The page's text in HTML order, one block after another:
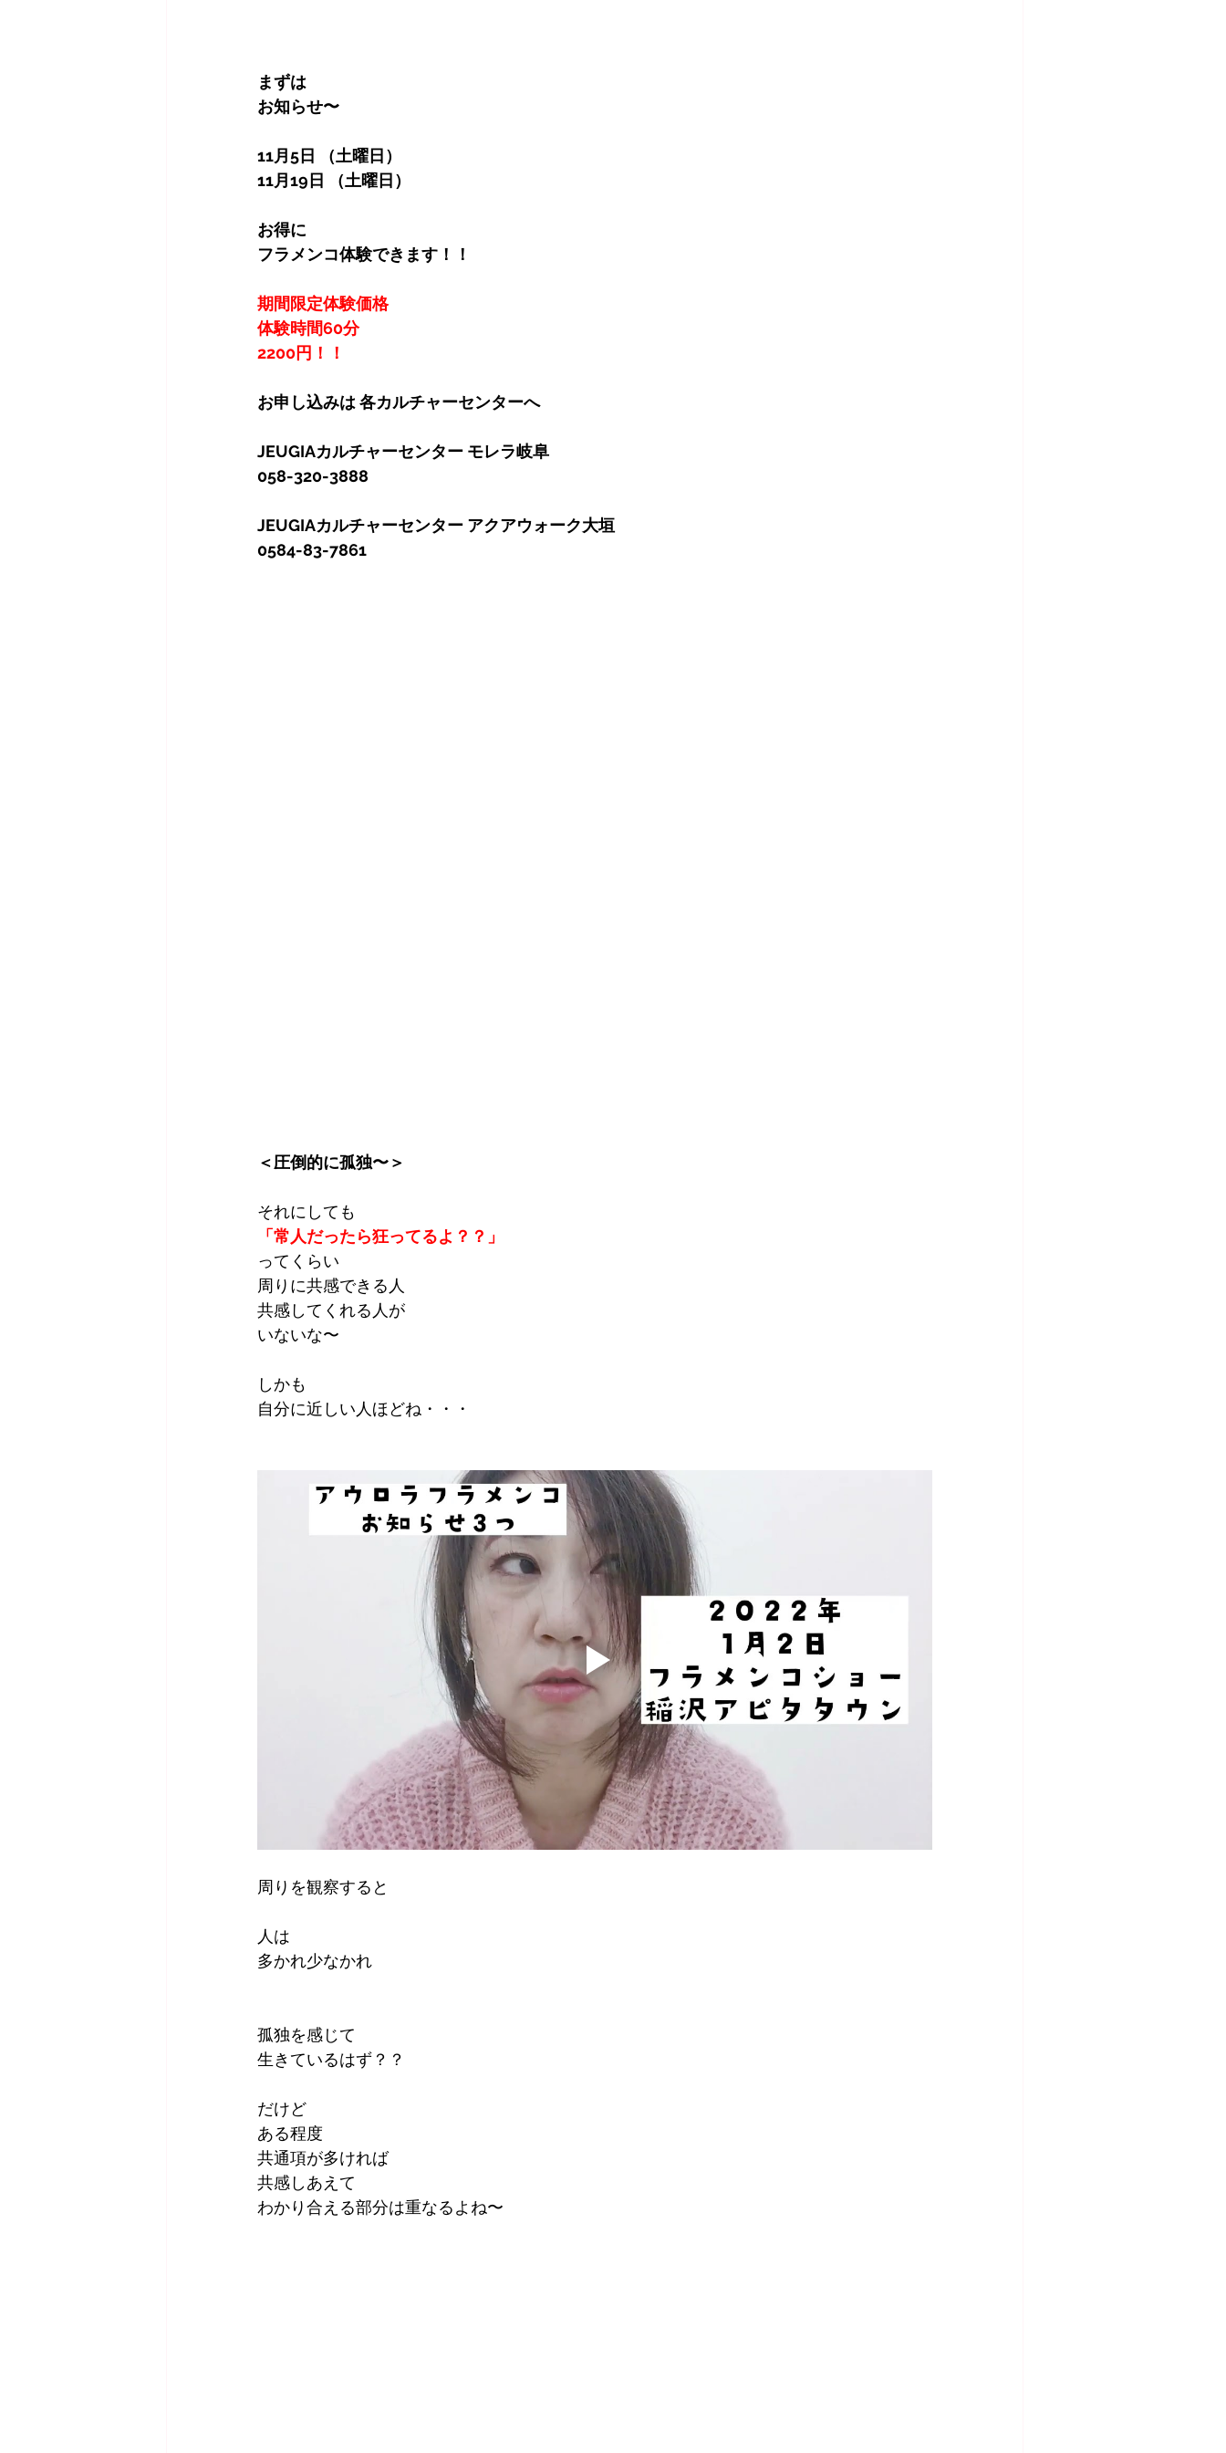
まずは
お知らせ〜
11月5日 （土曜日）
11月19日 （土曜日）
お得に
フラメンコ体験できます！！
期間限定体験価格
体験時間60分
2200円！！
お申し込みは 各カルチャーセンターへ
JEUGIAカルチャーセンター モレラ岐阜
058-320-3888
JEUGIAカルチャーセンター アクアウォーク大垣
0584-83-7861
＜圧倒的に孤独〜＞
それにしても
「常人だったら狂ってるよ？？」
ってくらい
周りに共感できる人
共感してくれる人が
いないな〜
しかも
自分に近しい人ほどね・・・
周りを観察すると
人は
多かれ少なかれ
孤独を感じて
生きているはず？？
だけど
ある程度
共通項が多ければ
共感しあえて
わかり合える部分は重なるよね〜